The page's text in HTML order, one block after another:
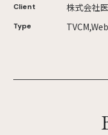
Client 株式会社
Type